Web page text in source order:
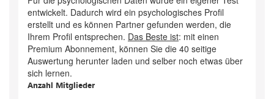
entwickelt. Dadurch wird ein psychologisches Profil
erstellt und es können Partner gefunden werden, die
Ihrem Profil entsprechen. Das Beste ist: mit einen
Premium Abonnement, können Sie die 40 seitige
Auswertung herunter laden und selber noch etwas über
sich lernen.
Anzahl Mitglieder